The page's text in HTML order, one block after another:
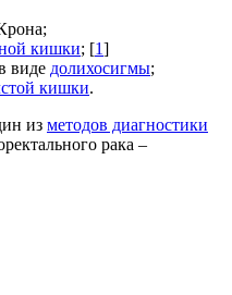
кишки; [1]
виде долихосигмы;
кишки.
из методов диагностики
рака –